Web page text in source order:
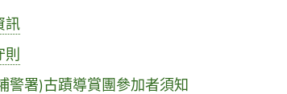
訊
則
警署)古蹟導賞團參加者須知